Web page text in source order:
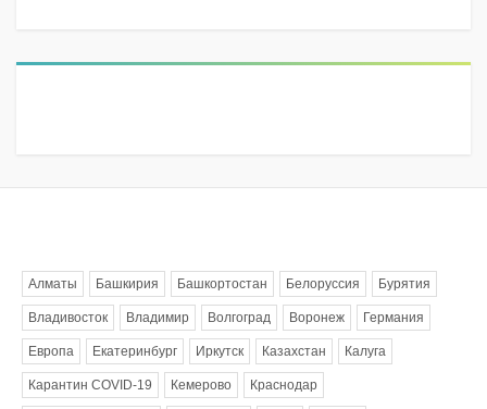
Алматы Башкирия Башкортостан Белоруссия Бурятия
Владивосток Владимир Волгоград Воронеж Германия
Европа Екатеринбург Иркутск Казахстан Калуга
Карантин COVID-19 Кемерово Краснодар